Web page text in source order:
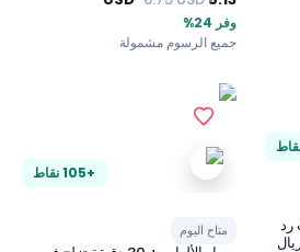
جميع الرسوم مشمولة
متاح اليوم